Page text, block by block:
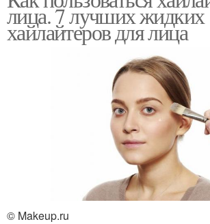
лица. 7 лучших жидких
хайлайтеров для лица
© Makeup.ru